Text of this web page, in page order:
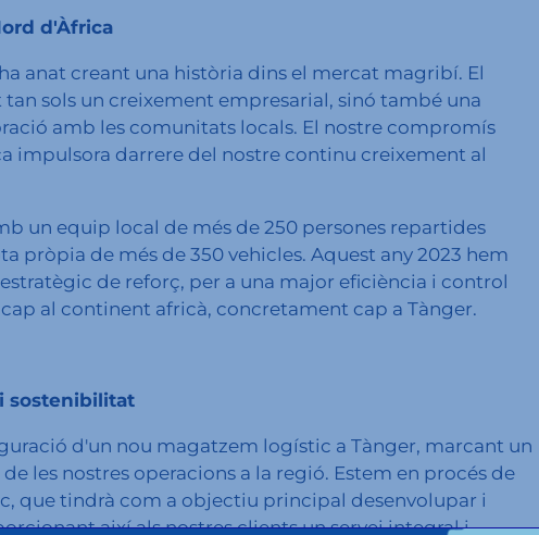
d'Àfrica
anat creant una història dins el mercat magribí. El
sols un creixement empresarial, sinó també una
amb les comunitats locals. El nostre compromís
impulsora darrere del nostre continu creixement al
un equip local de més de 250 persones repartides
pròpia de més de 350 vehicles. Aquest any 2023 hem
de reforç, per a una major eficiència i control
al continent africà, concretament cap a Tànger.
sostenibilitat
d'un nou magatzem logístic a Tànger, marcant un
les nostres operacions a la regió. Estem en procés de
que tindrà com a objectiu principal desenvolupar i
així als nostres clients un servei integral i